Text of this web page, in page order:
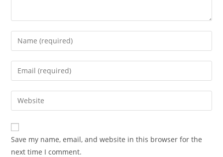
Enter
your
name
comment
Enter
your
email
address
comment
Enter
your
website
URL
(optional)
Save my name, email, and website in this browser for the
next time I comment.